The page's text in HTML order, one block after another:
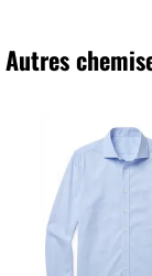
Autres